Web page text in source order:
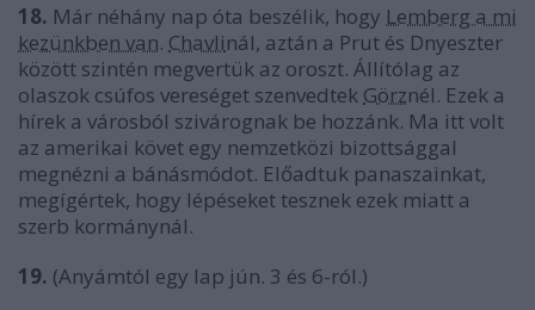
18. Már néhány nap óta beszélik, hogy Lemberg a mi
kezünkben van. Chavlinál, aztán a Prut és Dnyeszter
között szintén megvertük az oroszt. Állítólag az
olaszok csúfos vereséget szenvedtek Görznél. Ezek a
hírek a városból szivárognak be hozzánk. Ma itt volt
az amerikai követ egy nemzetközi bizottsággal
megnézni a bánásmódot. Előadtuk panaszainkat,
megígértek, hogy lépéseket tesznek ezek miatt a
szerb kormánynál.
19. (Anyámtól egy lap jún. 3 és 6-ról.)